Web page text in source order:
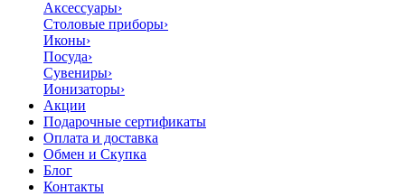
Аксессуары›
Столовые приборы›
Иконы›
Посуда›
Сувениры›
Ионизаторы›
Акции
Подарочные сертификаты
Оплата и доставка
Обмен и Скупка
Блог
Контакты